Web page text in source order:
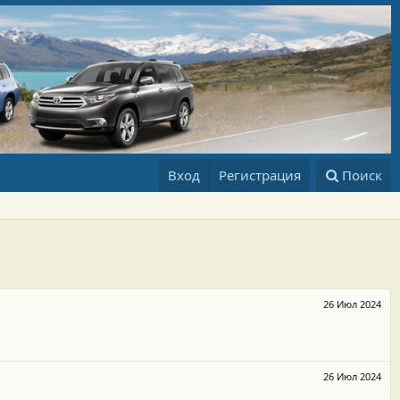
Вход Регистрация Поиск
26 Июл 2024
26 Июл 2024